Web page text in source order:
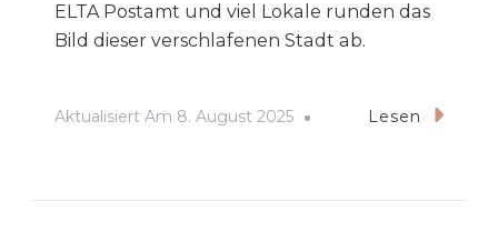
ELTA Postamt und viel Lokale runden das
Bild dieser verschlafenen Stadt ab.
Aktualisiert Am 8. August 2025 Lesen